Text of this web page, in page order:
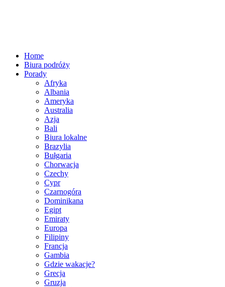
Home
Biura podróży
Porady
Afryka
Albania
Ameryka
Australia
Azja
Bali
Biura lokalne
Brazylia
Bułgaria
Chorwacja
Czechy
Cypr
Czarnogóra
Dominikana
Egipt
Emiraty
Europa
Filipiny
Francja
Gambia
Gdzie wakacje?
Grecja
Gruzja